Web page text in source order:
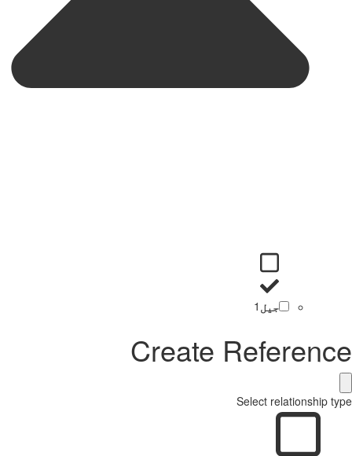
جیل 1
Create Reference
Select relationship type